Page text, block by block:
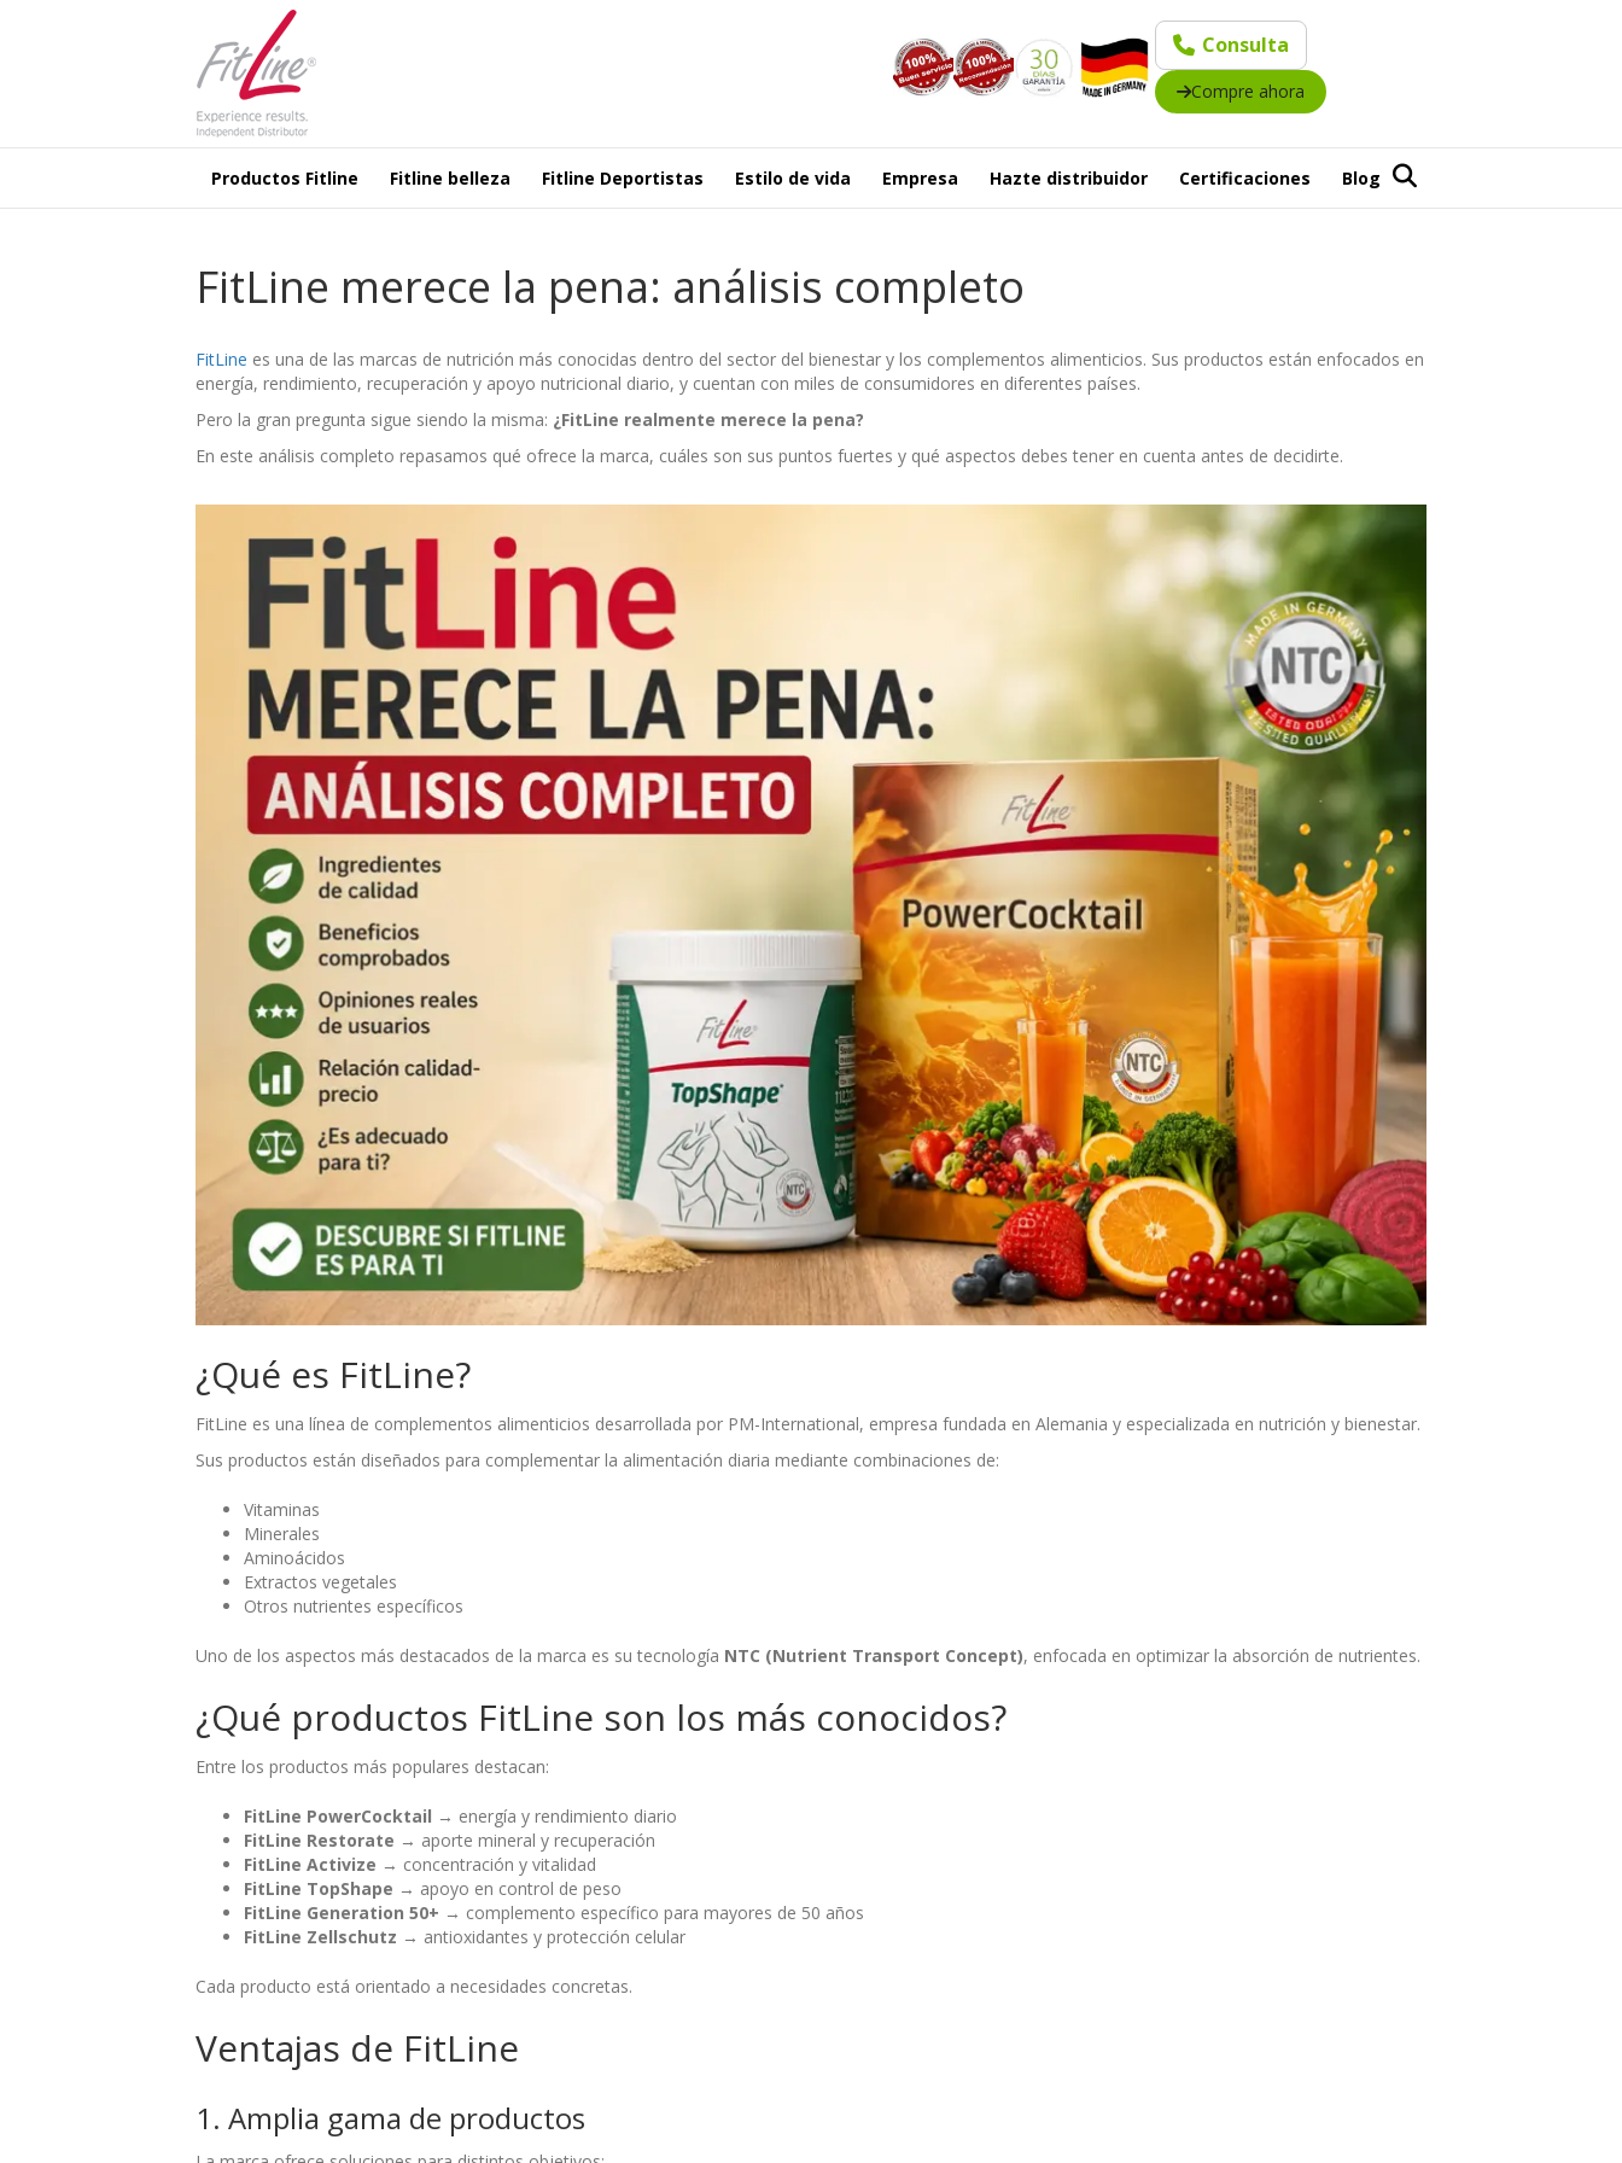
Consulta
Compre ahora
Productos Fitline Fitline belleza Fitline Deportistas Estilo de vida Empresa Hazte distribuidor Certificaciones Blog
FitLine merece la pena: análisis completo
FitLine es una de las marcas de nutrición más conocidas dentro del sector del bienestar y los complementos alimenticios. Sus productos están enfocados en
energía, rendimiento, recuperación y apoyo nutricional diario, y cuentan con miles de consumidores en diferentes países.
Pero la gran pregunta sigue siendo la misma: ¿FitLine realmente merece la pena?
En este análisis completo repasamos qué ofrece la marca, cuáles son sus puntos fuertes y qué aspectos debes tener en cuenta antes de decidirte.
¿Qué es FitLine?
FitLine es una línea de complementos alimenticios desarrollada por PM-International, empresa fundada en Alemania y especializada en nutrición y bienestar.
Sus productos están diseñados para complementar la alimentación diaria mediante combinaciones de:
Vitaminas
Minerales
Aminoácidos
Extractos vegetales
Otros nutrientes específicos
Uno de los aspectos más destacados de la marca es su tecnología NTC (Nutrient Transport Concept), enfocada en optimizar la absorción de nutrientes.
¿Qué productos FitLine son los más conocidos?
Entre los productos más populares destacan:
FitLine PowerCocktail → energía y rendimiento diario
FitLine Restorate → aporte mineral y recuperación
FitLine Activize → concentración y vitalidad
FitLine TopShape → apoyo en control de peso
FitLine Generation 50+ → complemento específico para mayores de 50 años
FitLine Zellschutz → antioxidantes y protección celular
Cada producto está orientado a necesidades concretas.
Ventajas de FitLine
1. Amplia gama de productos